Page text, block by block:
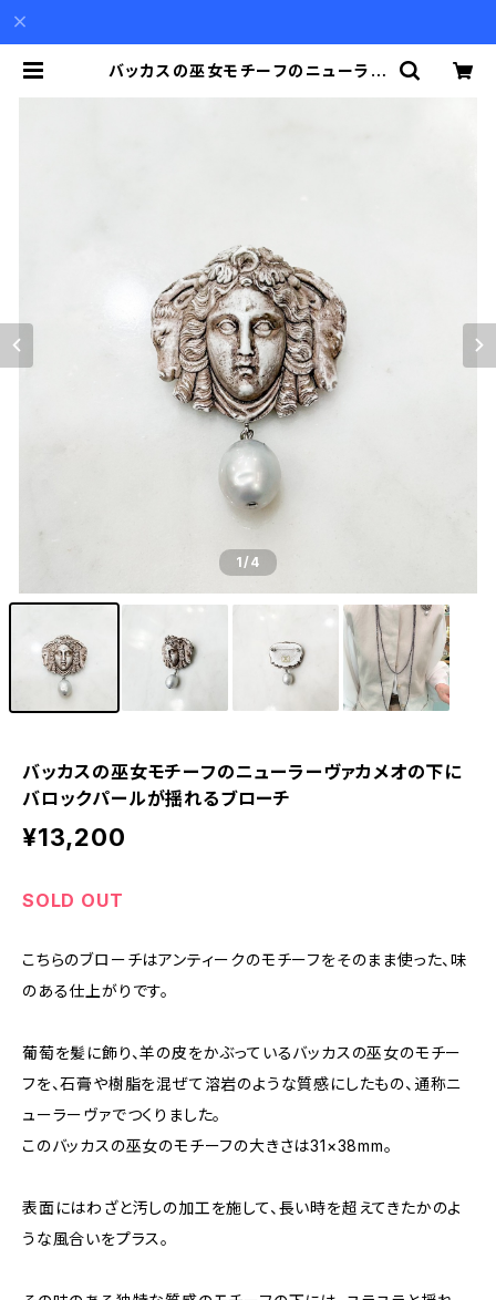
バッカスの巫女モチーフのニューラー
1/4
バッカスの巫女モチーフのニューラーヴァカメオの下に
バロックパールが揺れるブローチ
¥13,200
SOLD OUT
こちらのブローチはアンティークのモチーフをそのまま使った、味
のある仕上がりです。
葡萄を髪に飾り、羊の皮をかぶっているバッカスの巫女のモチー
フを、石膏や樹脂を混ぜて溶岩のような質感にしたもの、通称ニ
ューラーヴァでつくりました。
このバッカスの巫女のモチーフの大きさは31×38mm。
表面にはわざと汚しの加工を施して、長い時を超えてきたかのよ
うな風合いをプラス。